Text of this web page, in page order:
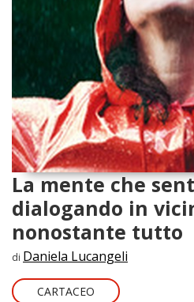
La mente che
dialogando in
nonostante tutto
di Daniela Lucangeli
CARTACEO